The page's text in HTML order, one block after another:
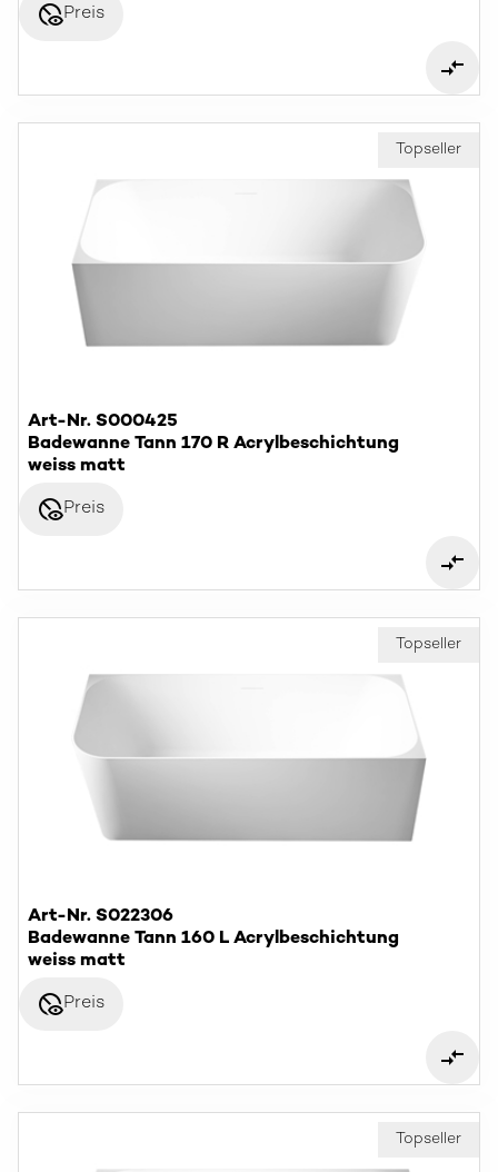
disabled_visiblePreis
Topseller
Art-Nr. S000425
Badewanne Tann 170 R Acrylbeschichtung
weiss matt
disabled_visiblePreis
Topseller
Art-Nr. S022306
Badewanne Tann 160 L Acrylbeschichtung
weiss matt
disabled_visiblePreis
Topseller